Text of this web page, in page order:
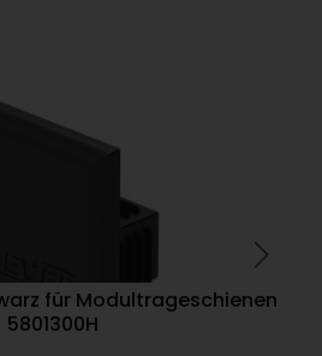
für Modultrageschienen
5801300H